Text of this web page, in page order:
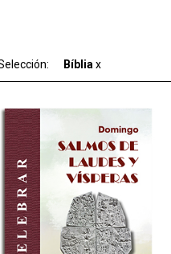
Bíblia x